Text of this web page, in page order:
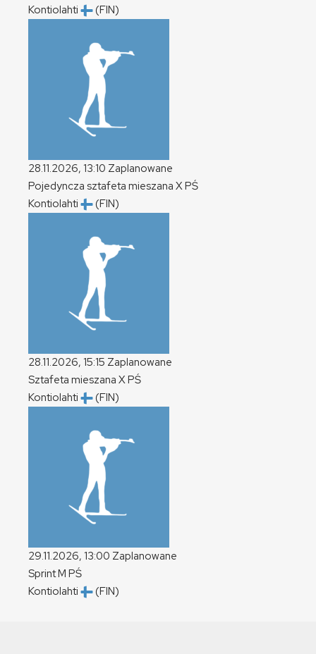
Kontiolahti
(FIN)
28.11.2026, 13:10 Zaplanowane
Pojedyncza sztafeta mieszana XPŚ
Kontiolahti
(FIN)
28.11.2026, 15:15 Zaplanowane
Sztafeta mieszana XPŚ
Kontiolahti
(FIN)
29.11.2026, 13:00 Zaplanowane
SprintM PŚ
Kontiolahti
(FIN)